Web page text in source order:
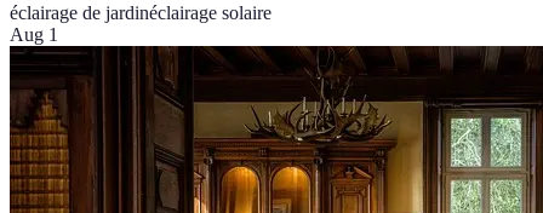
éclairage de jardinéclairage solaire
Aug 1